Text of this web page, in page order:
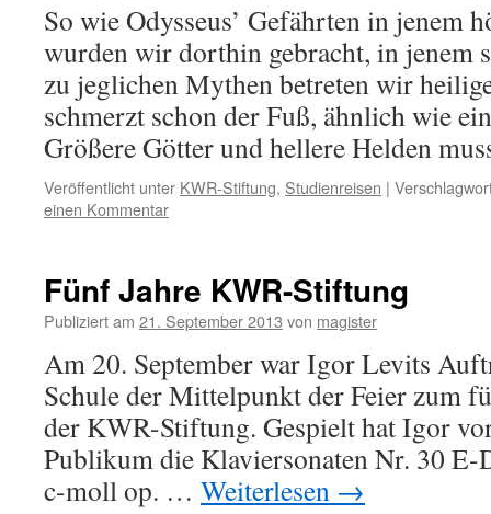
So wie Odysseus’ Gefährten in jenem
wurden wir dorthin gebracht, in jenem
zu jeglichen Mythen betreten wir
schmerzt schon der Fuß, ähnlich wie
Größere Götter und hellere Helden
Veröffentlicht unter KWR-Stiftung, Studienreisen |
einen Kommentar
Fünf Jahre KWR-Stiftung
Publiziert am 21. September 2013 von magister
Am 20. September war Igor Levits
Schule der Mittelpunkt der Feier zum
der KWR-Stiftung. Gespielt hat Igor
Publikum die Klaviersonaten Nr. 30
c-moll op. … Weiterlesen →